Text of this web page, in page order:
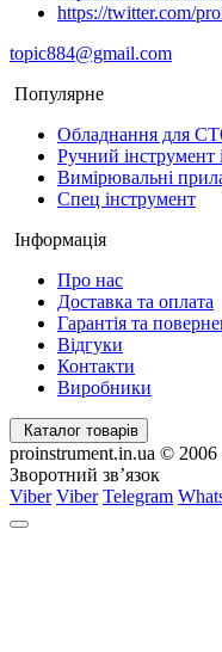
https://twitter.com/
topic884@gmail.com
Популярне
Обладнання для
Ручний інструмент
Вимірювальні
Спец інструмент
Інформація
Про нас
Доставка та оплата
Гарантія та
Відгуки
Контакти
Виробники
Каталог товарів
proinstrument.in.ua © 2006
Зворотний зв’язок
Viber Viber Telegram